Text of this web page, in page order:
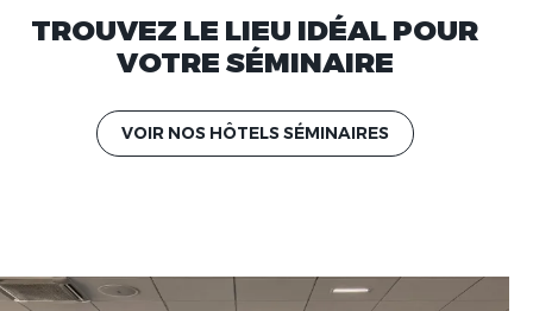
TROUVEZ LE LIEU IDÉAL POUR
VOTRE SÉMINAIRE
VOIR NOS HÔTELS SÉMINAIRES